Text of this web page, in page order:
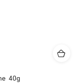
40g